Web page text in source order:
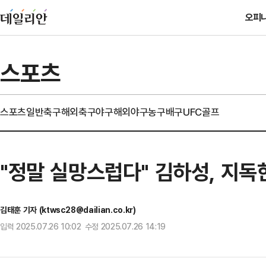
오피
스포츠
스포츠일반축구해외축구야구해외야구농구배구UFC골프
"정말 실망스럽다" 김하성, 지
김태훈 기자 (ktwsc28@dailian.co.kr)
입력 2025.07.26 10:02 수정 2025.07.26 14:19